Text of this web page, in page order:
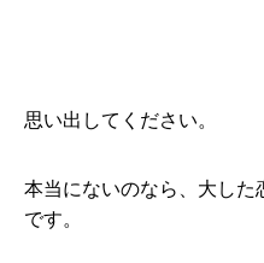
思い出してください。
本当にないのなら、大した
です。